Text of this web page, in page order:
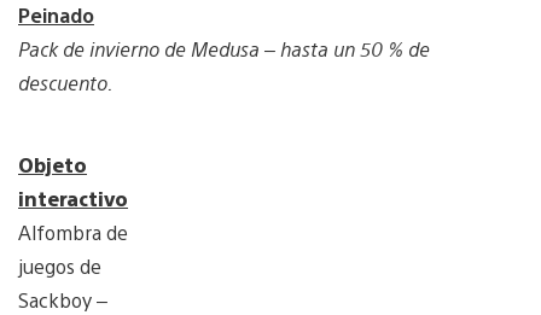
Peinado
Pack de invierno de Medusa – hasta un 50 % de
descuento.
Objeto
interactivo
Alfombra de
juegos de
Sackboy –